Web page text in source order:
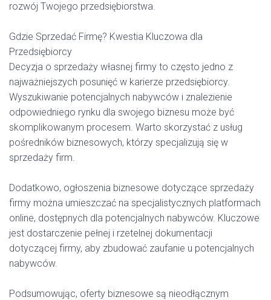
rozwój Twojego przedsiębiorstwa.
Gdzie Sprzedać Firmę? Kwestia Kluczowa dla
Przedsiębiorcy
Decyzja o sprzedaży własnej firmy to często jedno z
najważniejszych posunięć w karierze przedsiębiorcy.
Wyszukiwanie potencjalnych nabywców i znalezienie
odpowiedniego rynku dla swojego biznesu może być
skomplikowanym procesem. Warto skorzystać z usług
pośredników biznesowych, którzy specjalizują się w
sprzedaży firm.
Dodatkowo, ogłoszenia biznesowe dotyczące sprzedaży
firmy można umieszczać na specjalistycznych platformach
online, dostępnych dla potencjalnych nabywców. Kluczowe
jest dostarczenie pełnej i rzetelnej dokumentacji
dotyczącej firmy, aby zbudować zaufanie u potencjalnych
nabywców.
Podsumowując, oferty biznesowe są nieodłącznym